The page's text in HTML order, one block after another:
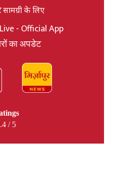
सामग्री के लिए
- Official App
का अपडेट
/ 5